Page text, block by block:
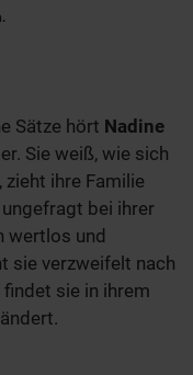
Sätze hört Nadine
Sie weiß, wie sich
ihre Familie
bei ihrer
wertlos und
sie verzweifelt nach
sie in ihrem